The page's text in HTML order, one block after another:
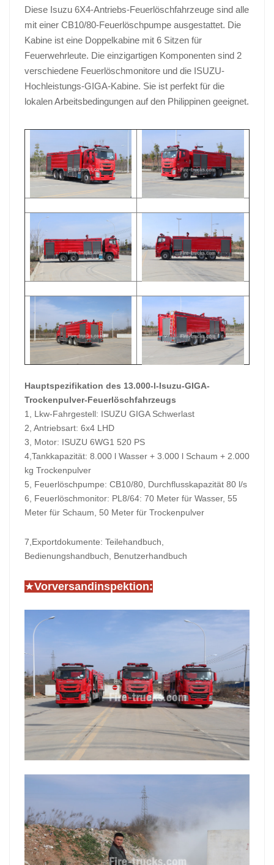
Diese Isuzu 6X4-Antriebs-Feuerlöschfahrzeuge sind alle
mit einer CB10/80-Feuerlöschpumpe ausgestattet. Die
Kabine ist eine Doppelkabine mit 6 Sitzen für
Feuerwehrleute. Die einzigartigen Komponenten sind 2
verschiedene Feuerlöschmonitore und die ISUZU-
Hochleistungs-GIGA-Kabine. Sie ist perfekt für die
lokalen Arbeitsbedingungen auf den Philippinen geeignet.
Hauptspezifikation des 13.000-l-Isuzu-GIGA-
Trockenpulver-Feuerlöschfahrzeugs
1, Lkw-Fahrgestell: ISUZU GIGA Schwerlast
2, Antriebsart: 6x4 LHD
3, Motor: ISUZU 6WG1 520 PS
4,Tankkapazität: 8.000 l Wasser + 3.000 l Schaum + 2.000
kg Trockenpulver
5, Feuerlöschpumpe: CB10/80, Durchflusskapazität 80 l/s
6, Feuerlöschmonitor: PL8/64: 70 Meter für Wasser, 55
Meter für Schaum, 50 Meter für Trockenpulver
7,Exportdokumente: Teilehandbuch,
Bedienungshandbuch, Benutzerhandbuch
★Vorversandinspektion: